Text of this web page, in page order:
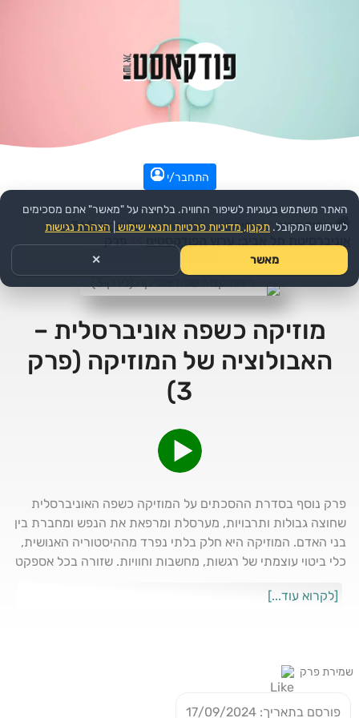
התחבר/י
עמוד הבית >> חינוך >> הפודקאסט:
תל אביב 360 –
אוניברסיטת תל אביב: ערוץ הפודקסטים >>פרק
מוזיקה כשפה אוניברסלית –
האבולוציה של המוזיקה (פרק
3)
פרק נוסף בסדרת ההסכתים על המוזיקה כשפה האוניברסלית
שחוצה גבולות ותרבויות, מערסלת ומרפאת את הנפש ומחברת בין
בני האדם. המוזיקה היא חלק בלתי נפרד מההיסטוריה האנושית,
כלי ביטוי עוצמתי של רגשות, מחשבות וחוויות. שזורה בכל אספקט
העצובים ביותר. המוזיקה קושרת את האנושות יחד ברשת עדינה
לתקווה, להתמודדות עם כאב. בלי מוזיקה החיים היו משעממים
נורא. המוזיקה היא עתיקת יומין. הממצאים המוקדמים ביותר של
[לקרוא עוד...]
שמירת פרק
פורסם בתאריך: 17/09/2024
האתר משתמש בעוגיות לשיפור החוויה. בלחיצה על "מאשר" אתם מסכימים
לשימוש המקובל. תקנון, מדיניות פרטיות ותנאי שימוש הצהרת נגישות
מאשר ✕